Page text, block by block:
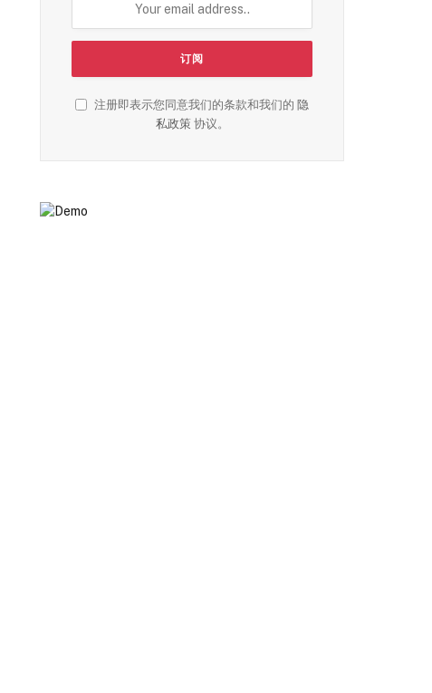
注册即表示您同意我们的条款和我们的 隐
私政策协议。